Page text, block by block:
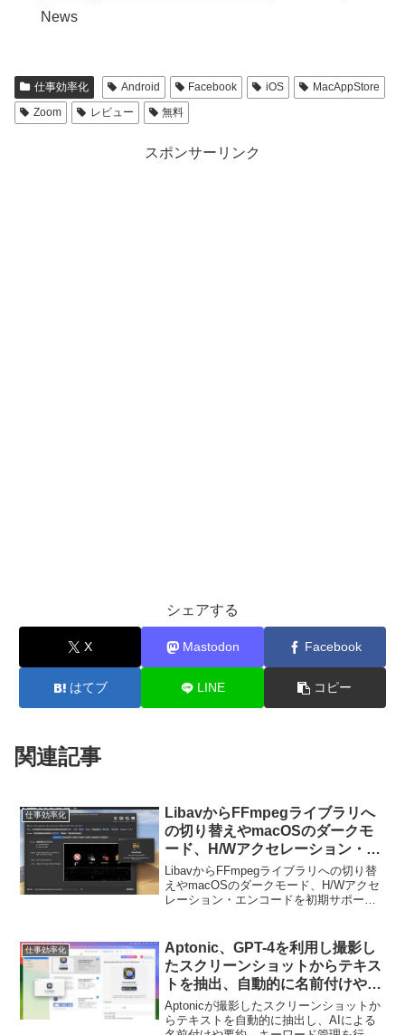
News
仕事効率化 Android Facebook iOS
MacAppStore
Zoom
レビュー 無料
スポンサーリンク
シェアする
X Mastodon Facebook
はてブ LINE コピー
関連記事
仕事効率化
LibavからFFmpegライブラリへ
の切り替えやmacOSのダークモ
ード、H/Wアクセレーション・エ
ンコードを初期サポートしたトラ
ンスコーダ「HandBrake v1.2
Nightly」が公開。
LibavからFFmpegライブラリへの切り替
えやmacOSのダークモード、H/Wアクセ
レーション・エンコードを初期サポート
下から。
仕事効率化
Aptonic、GPT-4を利用し撮影し
たスクリーンショットからテキス
トを抽出、自動的に名前付けや要
約、キーワード管理を行ってくれ
るMacアプリ「ScreenSnapAI」
Aptonicが撮影したスクリーンショットか
らテキストを自動的に抽出し、AIによる